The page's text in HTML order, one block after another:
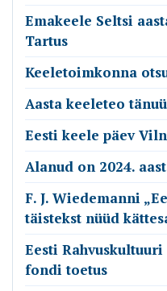
Emakeele Seltsi
Tartus
Keeletoimkonna
Aasta keeleteo
Eesti keele päev
Alanud on 2024.
F. J. Wiedemanni
täistekst nüüd
Eesti
fondi toetus